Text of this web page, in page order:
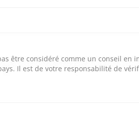
être considéré comme un conseil en
Il est de votre responsabilité de